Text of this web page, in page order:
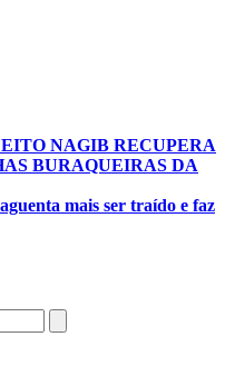
NAGIB RECUPERA
BURAQUEIRAS DA
mais ser traído e faz